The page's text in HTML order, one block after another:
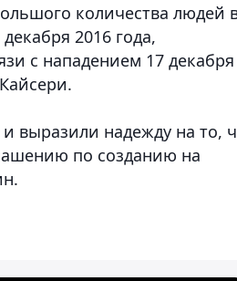
количества людей
2016 года,
с нападением 17 декабря
выразили надежду на то,
по созданию на